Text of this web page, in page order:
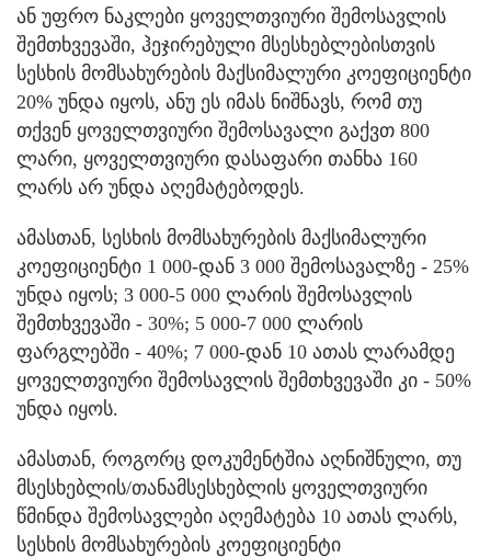
ან უფრო ნაკლები ყოველთვიური შემოსავლის
შემთხვევაში, ჰეჯირებული მსესხებლებისთვის
სესხის მომსახურების მაქსიმალური კოეფიციენტი
20% უნდა იყოს, ანუ ეს იმას ნიშნავს, რომ თუ
თქვენ ყოველთვიური შემოსავალი გაქვთ 800
ლარი, ყოველთვიური დასაფარი თანხა 160
ლარს არ უნდა აღემატებოდეს.
ამასთან, სესხის მომსახურების მაქსიმალური
კოეფიციენტი 1 000-დან 3 000 შემოსავალზე - 25%
უნდა იყოს; 3 000-5 000 ლარის შემოსავლის
შემთხვევაში - 30%; 5 000-7 000 ლარის
ფარგლებში - 40%; 7 000-დან 10 ათას ლარამდე
ყოველთვიური შემოსავლის შემთხვევაში კი - 50%
უნდა იყოს.
ამასთან, როგორც დოკუმენტშია აღნიშნული, თუ
მსესხებლის/თანამსესხებლის ყოველთვიური
წმინდა შემოსავლები აღემატება 10 ათას ლარს,
სესხის მომსახურების კოეფიციენტი